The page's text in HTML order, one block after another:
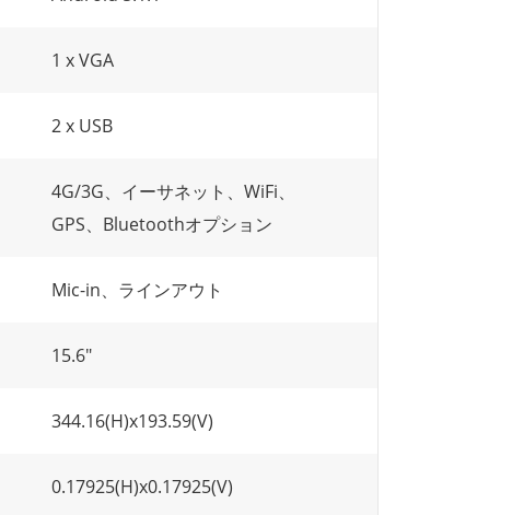
1 x VGA
2 x USB
4G/3G、イーサネット、WiFi、
GPS、Bluetoothオプション
Mic-in、ラインアウト
15.6"
344.16(H)x193.59(V)
0.17925(H)x0.17925(V)